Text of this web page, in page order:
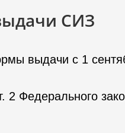
СИЗ
выдачи с 1
2 Федерального